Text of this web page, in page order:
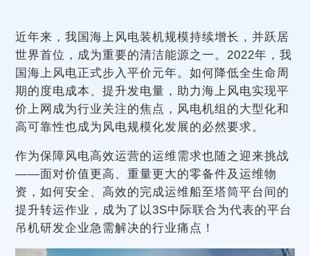
近年来，我国海上风电装机规模持续增长，并跃居
世界首位，成为重要的清洁能源之一。2022年，我
国海上风电正式步入平价元年。如何降低全生命周
期的度电成本、提升发电量，助力海上风电实现平
价上网成为行业关注的焦点，风电机组的大型化和
高可靠性也成为风电规模化发展的必然要求。
作为保障风电高效运营的运维需求也随之迎来挑战
——面对价值更高、重量更大的零备件及运维物
资，如何安全、高效的完成运维船至塔筒平台间的
提升转运作业，成为了以3S中际联合为代表的平台
吊机研发企业急需解决的行业痛点！